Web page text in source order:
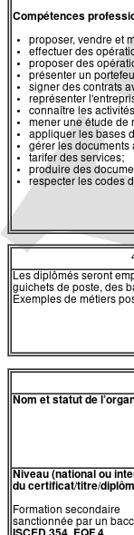
Compétences
proposer, vendre et
effectuer des
proposer des
présenter un
signer des contrats
représenter
connaître les
mener une étude de
appliquer les bases
gérer les documents
tarifer des services;
produire des
respecter les codes
Les diplômés seront
guichets de poste, des
Exemples de métiers
Nom et statut de
Niveau (national ou
du certificat/titre/
Formation secondaire
sanctionnée par un